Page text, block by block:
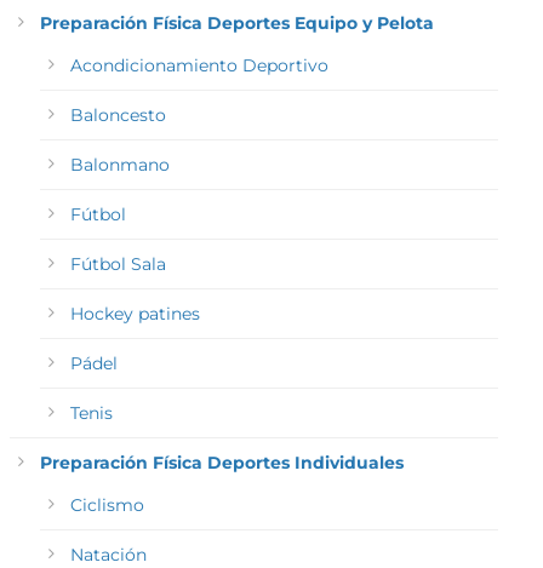
Preparación Física Deportes Equipo y Pelota
Acondicionamiento Deportivo
Baloncesto
Balonmano
Fútbol
Fútbol Sala
Hockey patines
Pádel
Tenis
Preparación Física Deportes Individuales
Ciclismo
Natación